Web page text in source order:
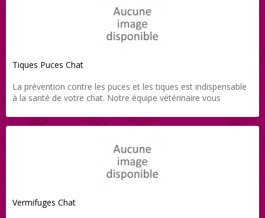
Tiques Puces Chat
La prévention contre les puces et les tiques est indispensable
à la santé de votre chat. Notre équipe vétérinaire vous
et le tout directement livré chez vous grâce à Direct-Vet.
Vermifuges Chat